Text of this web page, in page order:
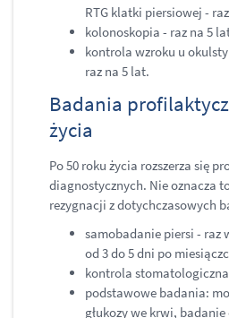
RTG klatki piersiowej -
kolonoskopia - raz na 5
kontrola wzroku u
raz na 5 lat.
Badania
życia
Po 50 roku życia rozszerza się
diagnostycznych. Nie oznacza
rezygnacji z dotychczasowych
samobadanie piersi - raz
od 3 do 5 dni po
kontrola stomatologiczna
podstawowe badania:
głukozy we krwi,